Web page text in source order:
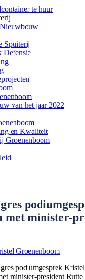
te huur
Spuiterij
Defensie
van het jaar 2022
en Kwaliteit
Groenenboom
met minister-
Groenenboom